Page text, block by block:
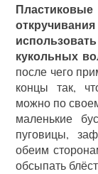
кукольных
после чего
концы так,
можно по
маленькие
пуговицы,
обеим
обсыпать